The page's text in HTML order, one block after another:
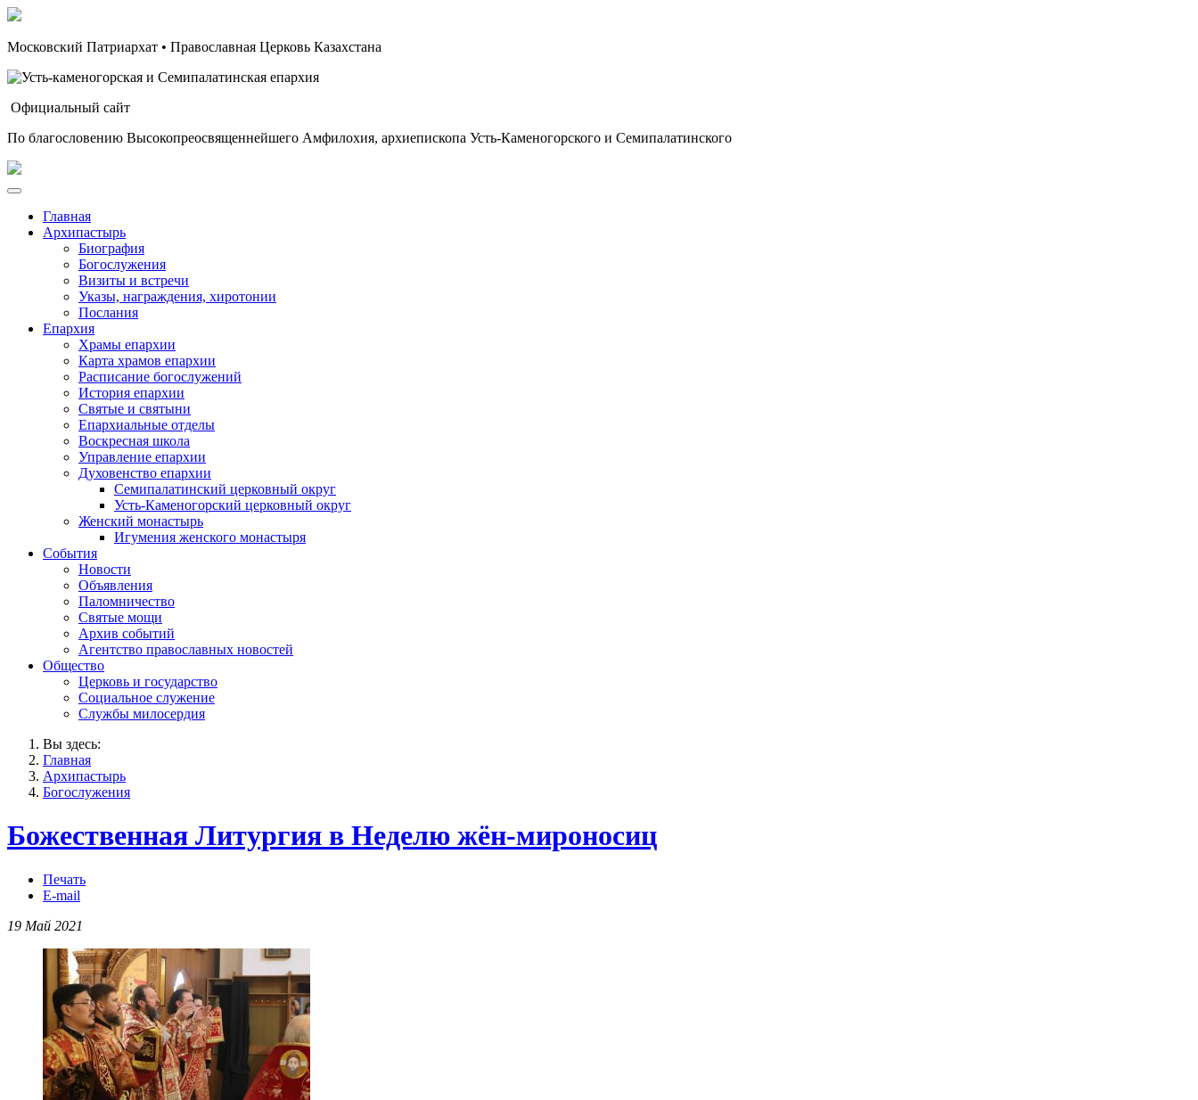
Московский Патриархат • Православная Церковь Казахстана
Официальный сайт
По благословению Высокопреосвященнейшего Амфилохия, архиепископа Усть-Каменогорского и Семипалатинского
Главная
Архипастырь
Биография
Богослужения
Визиты и встречи
Указы, награждения, хиротонии
Послания
Епархия
Храмы епархии
Карта храмов епархии
Расписание богослужений
История епархии
Святые и святыни
Епархиальные отделы
Воскресная школа
Управление епархии
Духовенство епархии
Семипалатинский церковный округ
Усть-Каменогорский церковный округ
Женский монастырь
Игумения женского монастыря
События
Новости
Объявления
Паломничество
Святые мощи
Архив событий
Агентство православных новостей
Общество
Церковь и государство
Социальное служение
Службы милосердия
Вы здесь:
Главная
Архипастырь
Богослужения
Божественная Литургия в Неделю жён-мироносиц
Печать
E-mail
19 Май 2021